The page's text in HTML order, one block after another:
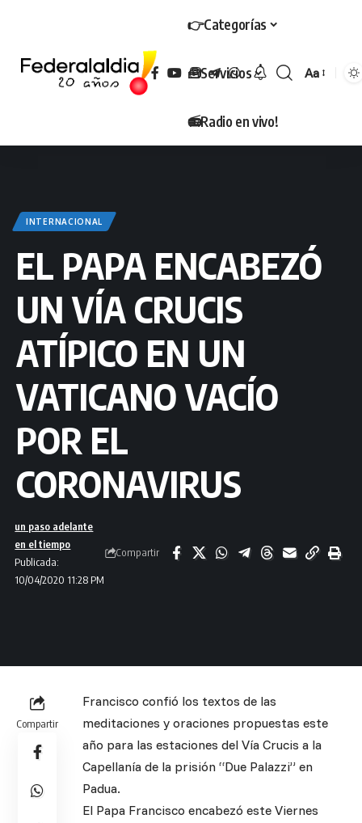
👉Categorías
🧰Servicios
📻Radio en vivo!
Tamaño
Aa
INTERNACIONAL
EL PAPA ENCABEZÓ
UN VÍA CRUCIS
ATÍPICO EN UN
VATICANO VACÍO
POR EL
CORONAVIRUS
Publicada:
10/04/2020 11:28 PM
un paso adelante
en el tiempo
Compartir
Compartir
Francisco confió los textos de las
meditaciones y oraciones propuestas este
año para las estaciones del Vía Crucis a la
Capellanía de la prisión “Due Palazzi” en
Padua.
El Papa Francisco encabezó este Viernes